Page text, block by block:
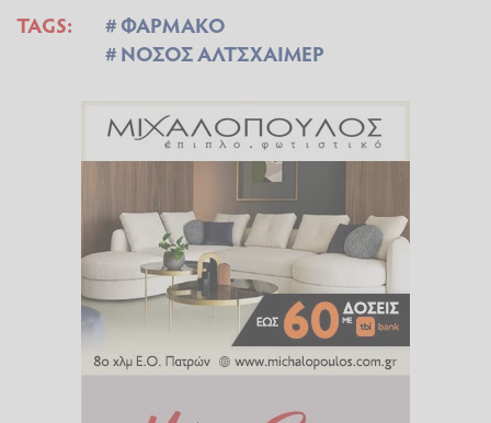
TAGS:
ΦΑΡΜΑΚΟ
ΝΟΣΟΣ ΑΛΤΣΧΑΙΜΕΡ